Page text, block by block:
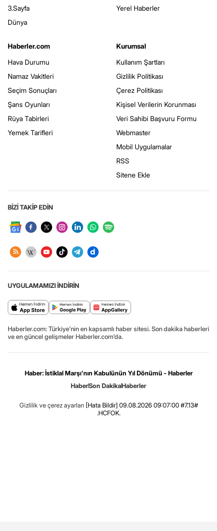
3.Sayfa
Dünya
Yerel Haberler
Haberler.com
Hava Durumu
Namaz Vakitleri
Seçim Sonuçları
Şans Oyunları
Rüya Tabirleri
Yemek Tarifleri
Kurumsal
Kullanım Şartları
Gizlilik Politikası
Çerez Politikası
Kişisel Verilerin Korunması
Veri Sahibi Başvuru Formu
Webmaster
Mobil Uygulamalar
RSS
Sitene Ekle
BİZİ TAKİP EDİN
UYGULAMAMIZI İNDİRİN
Haberler.com: Türkiye’nin en kapsamlı haber sitesi. Son dakika haberleri
ve en güncel gelişmeler Haberler.com’da.
Haber: İstiklal Marşı'nın Kabulünün Yıl Dönümü - Haberler
HaberSon DakikaHaberler
Gizlilik ve çerez ayarları [Hata Bildir] 09.08.2026 09:07:00 #7.13#
.HCFOK.